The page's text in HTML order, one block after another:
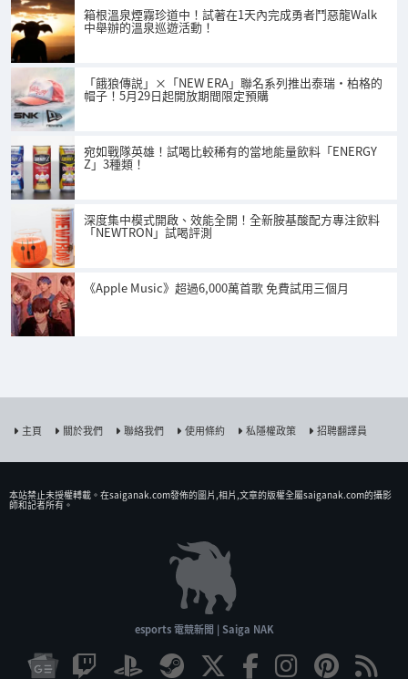
箱根溫泉煙霧珍道中！試著在1天內完成勇者鬥惡龍Walk
中舉辦的溫泉巡遊活動！
「餓狼傳説」×「NEW ERA」聯名系列推出泰瑞·柏格的
帽子！5月29日起開放期間限定預購
宛如戰隊英雄！試喝比較稀有的當地能量飲料「ENERGY
Z」3種類！
深度集中模式開啟、效能全開！全新胺基酸配方專注飲料
「NEWTRON」試喝評測
《Apple Music》超過6,000萬首歌 免費試用三個月
主頁 關於我們 聯絡我們 使用條約 私隱權政策 招聘翻譯員
本站禁止未授權𨍭載。在saiganak.com發佈的圖片,相片,文章的版權全屬saiganak.com的攝影
師和記者所有。
esports 電競新聞 | Saiga NAK